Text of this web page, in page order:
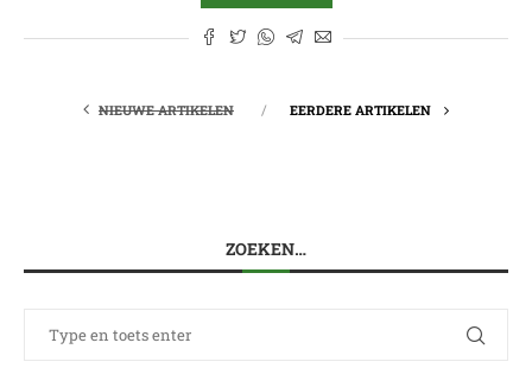
NIEUWE ARTIKELEN EERDERE ARTIKELEN
ZOEKEN…